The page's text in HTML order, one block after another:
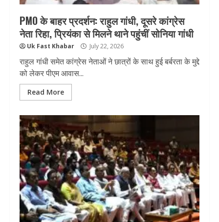
PMO के बाहर प्रदर्शन: राहुल गांधी, दूसरे कांग्रेस
नेता रिहा, प्रियंका से मिलने थाने पहुंचीं सोनिया गांधी
Uk Fast Khabar July 22, 2026
राहुल गांधी समेत कांग्रेस नेताओं ने छात्रों के साथ हुई बर्बरता के मुद्दे
को लेकर पीएम आवास...
Read More